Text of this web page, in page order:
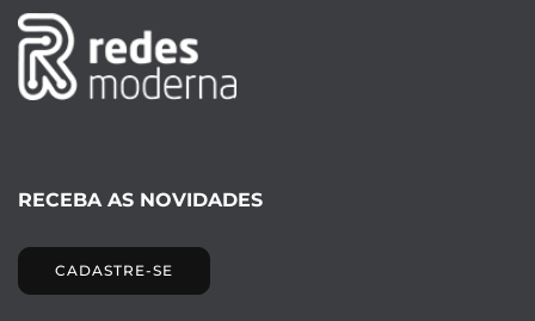
RECEBA AS NOVIDADES
CADASTRE-SE